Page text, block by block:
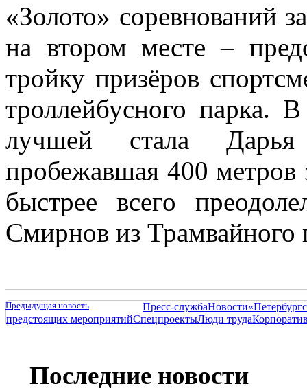
«Золото» соревнований
на втором месте –
тройку призёров
троллейбусного парка.
лучшей стала
пробежавшая 400
быстрее всего
Смирнов из Трамвайного
Предыдущая новость Пресс-службаНовости
предстоящих мероприятийСпецпроектыЛюди труда
Последние новости